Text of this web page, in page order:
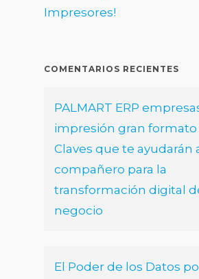
Impresores!
COMENTARIOS RECIENTES
PALMART ERP
impresión gran formato
Claves que te ayudarán
compañero para la
transformación digital
negocio
El Poder de los Datos